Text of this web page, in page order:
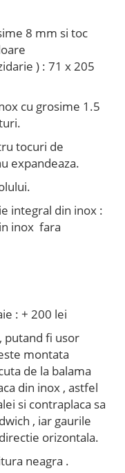
8 mm si toc
) : 71 x 205
cu grosime 1.5
tocuri de
expandeaza.
integral din inox :
inox fara
: + 200 lei
putand fi usor
montata
de la balama
din inox , astfel
si contraplaca sa
, iar gaurile
orizontala.
neagra .